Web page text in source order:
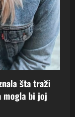
šta traži
mogla bi joj